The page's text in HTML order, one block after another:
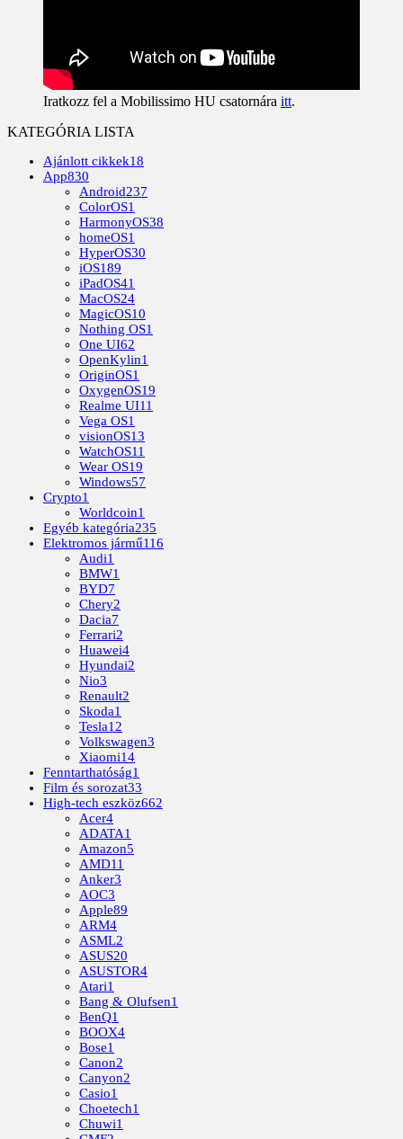
Iratkozz fel a Mobilissimo HU csatornára itt.
KATEGÓRIA LISTA
Ajánlott cikkek18
App830
Android237
ColorOS1
HarmonyOS38
homeOS1
HyperOS30
iOS189
iPadOS41
MacOS24
MagicOS10
Nothing OS1
One UI62
OpenKylin1
OriginOS1
OxygenOS19
Realme UI11
Vega OS1
visionOS13
WatchOS11
Wear OS19
Windows57
Crypto1
Worldcoin1
Egyéb kategória235
Elektromos jármű116
Audi1
BMW1
BYD7
Chery2
Dacia7
Ferrari2
Huawei4
Hyundai2
Nio3
Renault2
Skoda1
Tesla12
Volkswagen3
Xiaomi14
Fenntarthatóság1
Film és sorozat33
High-tech eszköz662
Acer4
ADATA1
Amazon5
AMD11
Anker3
AOC3
Apple89
ARM4
ASML2
ASUS20
ASUSTOR4
Atari1
Bang & Olufsen1
BenQ1
BOOX4
Bose1
Canon2
Canyon2
Casio1
Choetech1
Chuwi1